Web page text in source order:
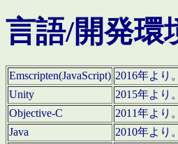
言語/開発環
Emscripten(JavaScript) 2016年より。
Unity
2015年より
Objective-C
2011年より
Java
2010年より